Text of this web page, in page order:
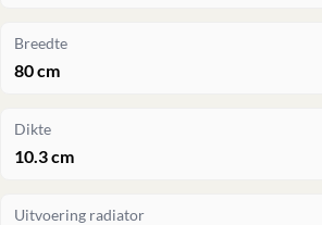
Breedte
80 cm
Dikte
10.3 cm
Uitvoering radiator